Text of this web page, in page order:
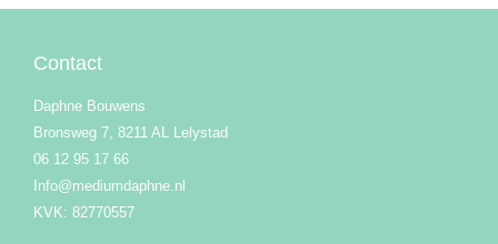
Contact
Daphne Bouwens
Bronsweg 7, 8211 AL Lelystad
06 12 95 17 66
Info@mediumdaphne.nl
KVK: 82770557